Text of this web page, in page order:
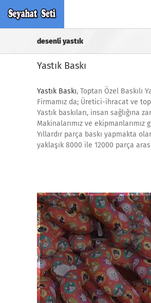
content
desenli yastık
Yastık Baskı
Yastık Baskı, Toptan Özel Baskılı
Firmamız da; Üretici-ihracat ve
Yastık baskıları, insan sağlığına
Makinalarımız ve
Yıllardır parça baskı yapmakta
yaklaşık 8000 ile 12000 parça